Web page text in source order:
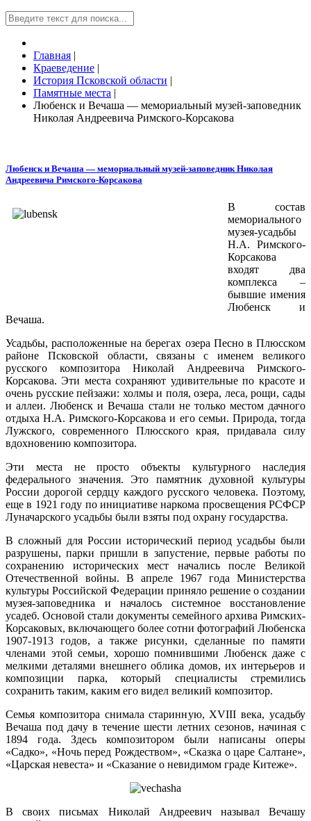
Главная |
Краеведение |
История Псковской области |
Памятные места |
Любенск и Вечаша — мемориальный музей-заповедник
Николая Андреевича Римского-Корсакова
Любенск и Вечаша — мемориальный музей-заповедник Николая
Андреевича Римского-Корсакова
В состав
мемориального
музея-усадьбы
Н.А. Римского-
Корсакова
входят два
комплекса –
бывшие имения
Любенск и
Вечаша.
Усадьбы, расположенные на берегах озера Песно в Плюсском
районе Псковской области, связаны с именем великого
русского композитора Николай Андреевича Римского-
Корсакова. Эти места сохраняют удивительные по красоте и
очень русские пейзажи: холмы и поля, озера, леса, рощи, сады
и аллеи. Любенск и Вечаша стали не только местом дачного
отдыха Н.А. Римского-Корсакова и его семьи. Природа, тогда
Лужского, современного Плюсского края, придавала силу
вдохновению композитора.
Эти места не просто объекты культурного наследия
федерального значения. Это памятник духовной культуры
России дорогой сердцу каждого русского человека. Поэтому,
еще в 1921 году по инициативе наркома просвещения РСФСР
Луначарского усадьбы были взяты под охрану государства.
В сложный для России исторический период усадьбы были
разрушены, парки пришли в запустение, первые работы по
сохранению исторических мест начались после Великой
Отечественной войны. В апреле 1967 года Министерства
культуры Российской Федерации приняло решение о создании
музея-заповедника и началось системное восстановление
усадеб. Основой стали документы семейного архива Римских-
Корсаковых, включающего более сотни фотографий Любенска
1907-1913 годов, а также рисунки, сделанные по памяти
членами этой семьи, хорошо помнившими Любенск даже с
мелкими деталями внешнего облика домов, их интерьеров и
композиции парка, который специалисты стремились
сохранить таким, каким его видел великий композитор.
Семья композитора снимала старинную, XVIII века, усадьбу
Вечаша под дачу в течение шести летних сезонов, начиная с
1894 года. Здесь композитором были написаны оперы
«Садко», «Ночь перед Рождеством», «Сказка о царе Салтане»,
«Царская невеста» и «Сказание о невидимом граде Китеже».
В своих письмах Николай Андреевич называл Вечашу